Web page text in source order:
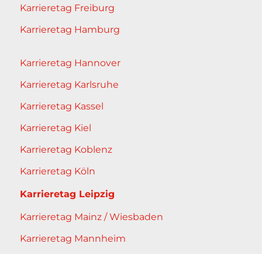
Karrieretag Freiburg
Karrieretag Hamburg
Karrieretag Hannover
Karrieretag Karlsruhe
Karrieretag Kassel
Karrieretag Kiel
Karrieretag Koblenz
Karrieretag Köln
Karrieretag Leipzig
Karrieretag Mainz / Wiesbaden
Karrieretag Mannheim